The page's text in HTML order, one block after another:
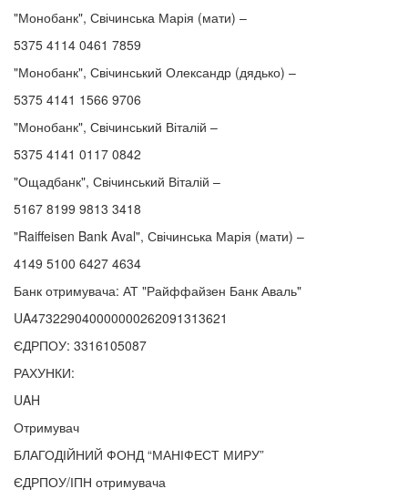
"Монобанк", Свічинська Марія (мати) –
5375 4114 0461 7859
"Монобанк", Свічинський Олександр (дядько) –
5375 4141 1566 9706
"Монобанк", Свічинський Віталій –
5375 4141 0117 0842
"Ощадбанк", Свічинський Віталій –
5167 8199 9813 3418
"Raiffeisen Bank Aval", Свічинська Марія (мати) –
4149 5100 6427 4634
Банк отримувача: АТ "Райффайзен Банк Аваль"
UA473229040000000262091313621
ЄДРПОУ: 3316105087
РАХУНКИ:
UAH
Отримувач
БЛАГОДІЙНИЙ ФОНД “МАНІФЕСТ МИРУ”
ЄДРПОУ/ІПН отримувача